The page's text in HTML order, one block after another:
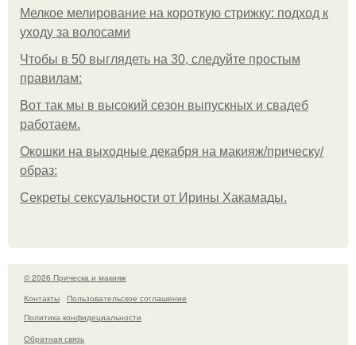
Мелкое мелирование на короткую стрижку: подход к
уходу за волосами
Чтобы в 50 выглядеть на 30, следуйте простым
правилам:
Вот так мы в высокий сезон выпускных и свадеб
работаем.
Окошки на выходные декабря на макияж/прическу/
образ:
Секреты сексуальности от Ирины Хакамады.
© 2026 Прическа и макияж
Контакты
Пользовательское соглашение
Политика конфидециальности
Обратная связь